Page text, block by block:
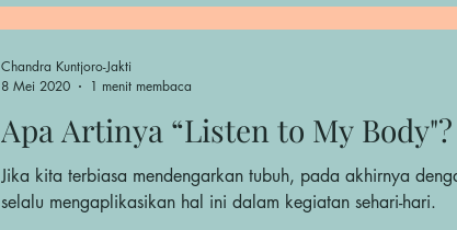
Apa Artinya “Listen to My Body"?
Jika kita terbiasa mendengarkan tubuh, pada akhirnya
selalu mengaplikasikan hal ini dalam kegiatan sehari-hari.
Chandra Kuntjoro-Jakti
8 Mei 2020
1 menit membaca